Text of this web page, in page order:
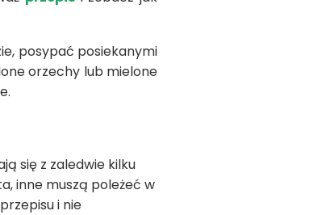
posypać posiekanymi
orzechy lub mielone
się z zaledwie kilku
inne muszą poleżeć w
i nie